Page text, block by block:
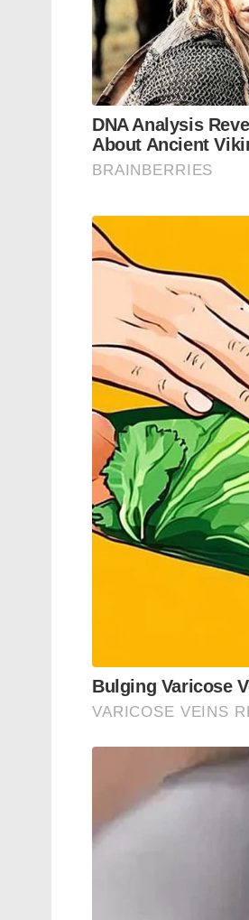
ബിഎയും 34 ൽ
പ്രതിനിധീകരിച്ച്
അംബേദ്കർക്കൊപ്പം
അംഗമായി .
വിഭജനത്തിനു
അവിടുത്തെ നിയമ
വിഭാഗങ്ങളുടെ
ജെ എൻ മണ്ഡലിന്റെ
പറഞ്ഞു കണ്ടിട്ടില്ല
സൗകര്യം പോലെ
യഥാർത്ഥത്തിൽ
വിവരിച്ചിട്ടുണ്ട് .
ബംഗാൾ ആക്ഷൻ
ക്രൂരമായ
അക്കമിട്ട്
അവരുടെ
ദുരനുഭവങ്ങൾ
കിഴക്കൻ
ഇല്ലാതാക്കിയ
ഗഞ്ചിൽ ദളിത്
സമാധാനിപ്പിച്ചത്
നിർബന്ധിത
കാഴ്ചവയ്ക്കൽ ,
36 പോയിന്റുകൾ
അലിഖാനെഴുതിയ
[blockquote
ബാധിതമായ ഒട്ടു
തെജ്ഗാവ്.
ട്രെയിനുകളില്‍ നൂറു
എന്നെ ഞെട്ടിച്ചു.
സന്ദര്‍ശിച്ച് കലാപം